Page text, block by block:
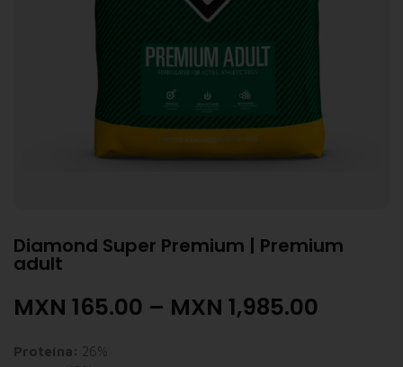
Diamond Super Premium | Premium
adult
MXN 165.00 – MXN 1,985.00
Proteína: 26%